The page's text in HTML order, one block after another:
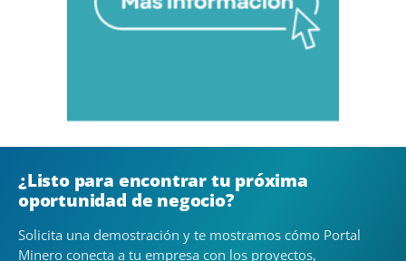
¿Listo para encontrar tu próxima
oportunidad de negocio?
Solicita una demostración y te mostramos cómo Portal
Minero conecta a tu empresa con los proyectos,